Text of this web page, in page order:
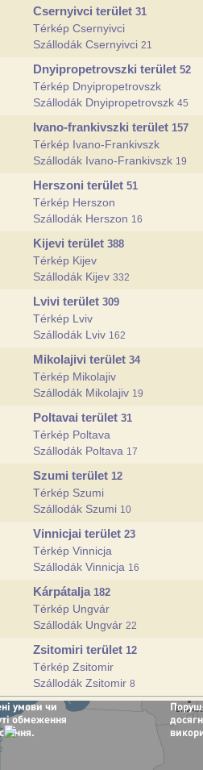
Csernyivci terület 31
Térkép Csernyivci
Szállodák Csernyivci 21
Dnyipropetrovszki terület 52
Térkép Dnyipropetrovszk
Szállodák Dnyipropetrovszk 45
Ivano-frankivszki terület 157
Térkép Ivano-Frankivszk
Szállodák Ivano-Frankivszk 19
Herszoni terület 51
Térkép Herszon
Szállodák Herszon 16
Kijevi terület 388
Térkép Kijev
Szállodák Kijev 332
Lvivi terület 309
Térkép Lviv
Szállodák Lviv 162
Mikolajivi terület 34
Térkép Mikolajiv
Szállodák Mikolajiv 19
Poltavai terület 31
Térkép Poltava
Szállodák Poltava 17
Szumi terület 12
Térkép Szumi
Szállodák Szumi 10
Vinnicjai terület 23
Térkép Vinnicja
Szállodák Vinnicja 16
Kárpátalja 182
Térkép Ungvár
Szállodák Ungvár 22
Zsitomiri terület 12
Térkép Zsitomir
Szállodák Zsitomir 8